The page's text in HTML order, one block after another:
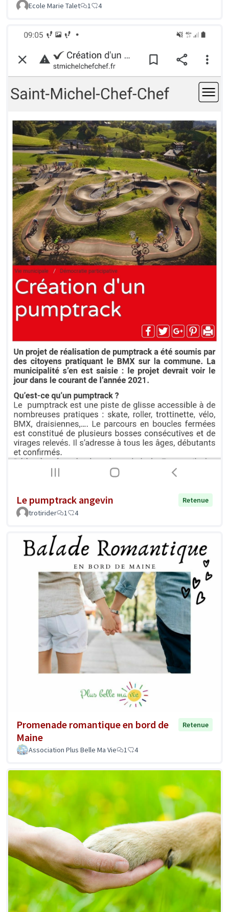
Ecole Marie Talet
1 4
Le pumptrack angevin
Retenue
trotirider
1 4
Promenade romantique en bord de
Maine
Retenue
Association Plus Belle Ma Vie 1 4